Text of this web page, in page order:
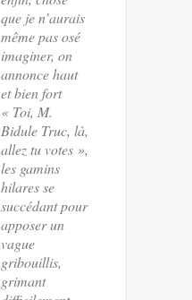
que je n’aurais
même pas osé
imaginer, on
annonce haut
et bien fort
« Toi, M.
Bidule Truc, là,
allez tu votes »,
les gamins
hilares se
succédant pour
apposer un
vague
gribouillis,
grimant